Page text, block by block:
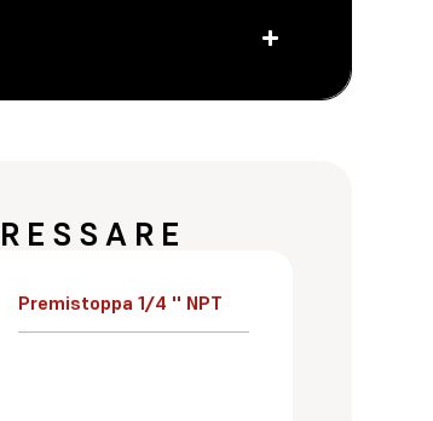
Premistoppa 1/4 '' NPT